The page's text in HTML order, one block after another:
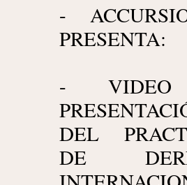
-
PRESENTA:
-
DEL
DE